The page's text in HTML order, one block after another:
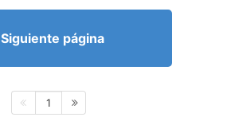
Siguiente página
1